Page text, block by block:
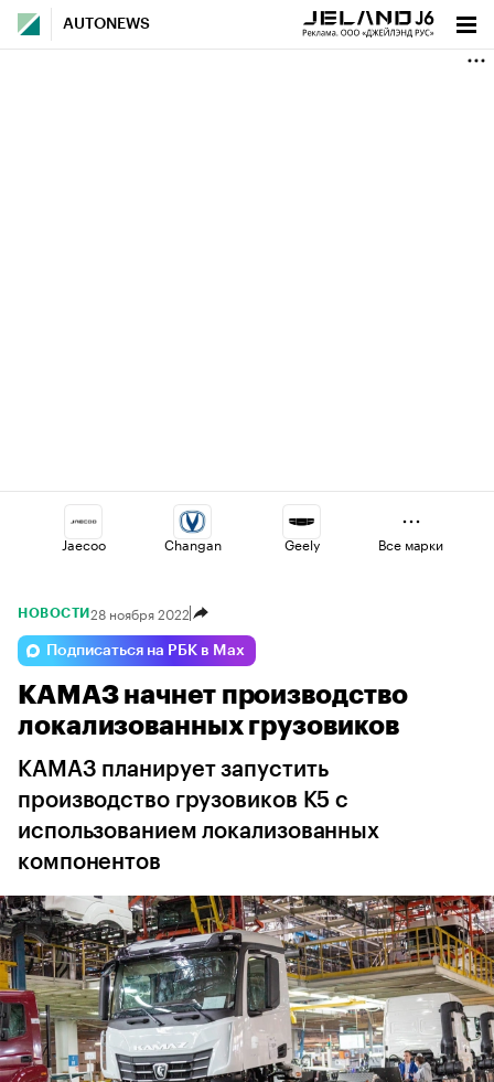
AUTONEWS
Jaecoo Changan Geely
Esteo Volga
Lada Voyah Haval
Все марки
НОВОСТИ 28 ноября 2022
Подписаться на РБК в Max
КАМАЗ начнет производство
локализованных грузовиков
КАМАЗ планирует запустить
производство грузовиков К5 с
использованием локализованных
компонентов